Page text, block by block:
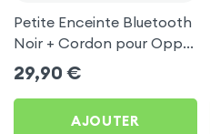
Petite Enceinte Bluetooth
Noir + Cordon pour Oppo
Find X
29,90 €
AJOUTER